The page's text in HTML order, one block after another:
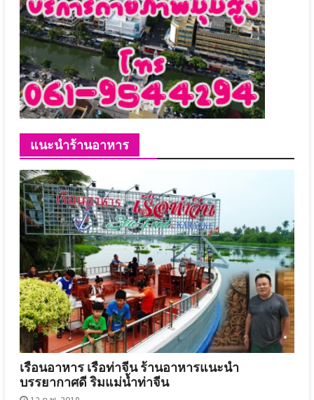
แนะนำร้านอาหาร
เรือนอาหาร เรือท่าจีน ร้านอาหารแนะนำ
บรรยากาศดี ริมแม่น้ำท่าจีน